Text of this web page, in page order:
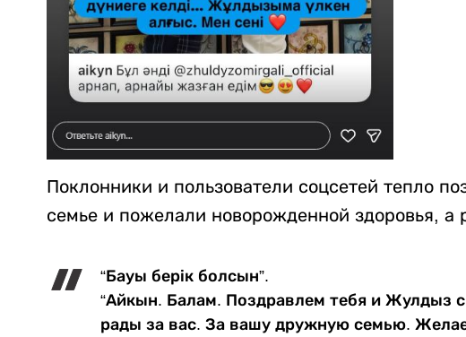
Поклонники и пользователи соцсетей тепло
семье и пожелали новорожденной здоровья, а
“Бауы берік болсын”.
“Айкын. Балам. Поздравлем тебя и Жулдыз
рады за вас. За вашу дружную семью.